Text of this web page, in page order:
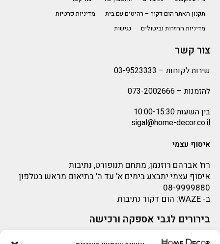
תקנון האתר הום דקור – רהיטים עם בית
מדיניות פרטיות
מדיניות החזרות וביטולים
נגישות
צור קשר
שירות לקוחות – 03-9523333
להזמנות – 073-2002666
בין השעות 10:00-15:30
sigal@home-decor.co.il
איסוף עצמי
רח' אברהם רוזנמן, מתחם תנופורט, נתיבות
איסוף עצמי יתבצע בימים א' עד ה' בתיאום מראש בטלפון
08-9999880
ב- WAZE: הום דקור נתיבות
בירורים לגבי אספקה ורכישה
בירור לגבי אספקה -ניתן לפנות למייל: sigal@home-decor.co.il